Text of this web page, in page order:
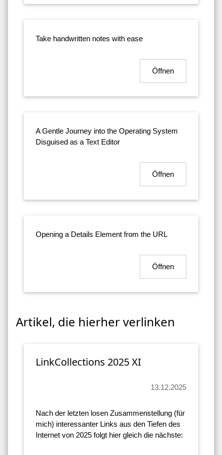
Take handwritten notes with ease
Öffnen
A Gentle Journey into the Operating System
Disguised as a Text Editor
Öffnen
Opening a Details Element from the URL
Öffnen
Artikel, die hierher verlinken
LinkCollections 2025 XI
13.12.2025
Nach der letzten losen Zusammenstellung (für
mich) interessanter Links aus den Tiefen des
Internet von 2025 folgt hier gleich die nächste: